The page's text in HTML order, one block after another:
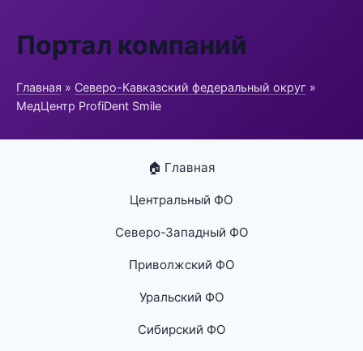
Портал компаний
Главная » Северо-Кавказский федеральный округ »
МедЦентр ProfiDent Smile
🏠 Главная
Центральный ФО
Северо-Западный ФО
Приволжский ФО
Уральский ФО
Сибирский ФО